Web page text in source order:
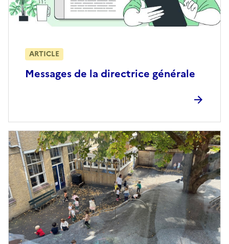
Messages de la directrice générale
ARTICLE